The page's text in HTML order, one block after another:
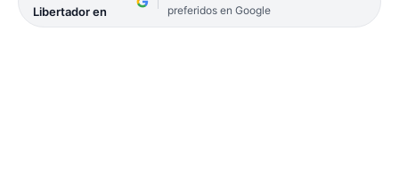
Libertador en
preferidos en Google